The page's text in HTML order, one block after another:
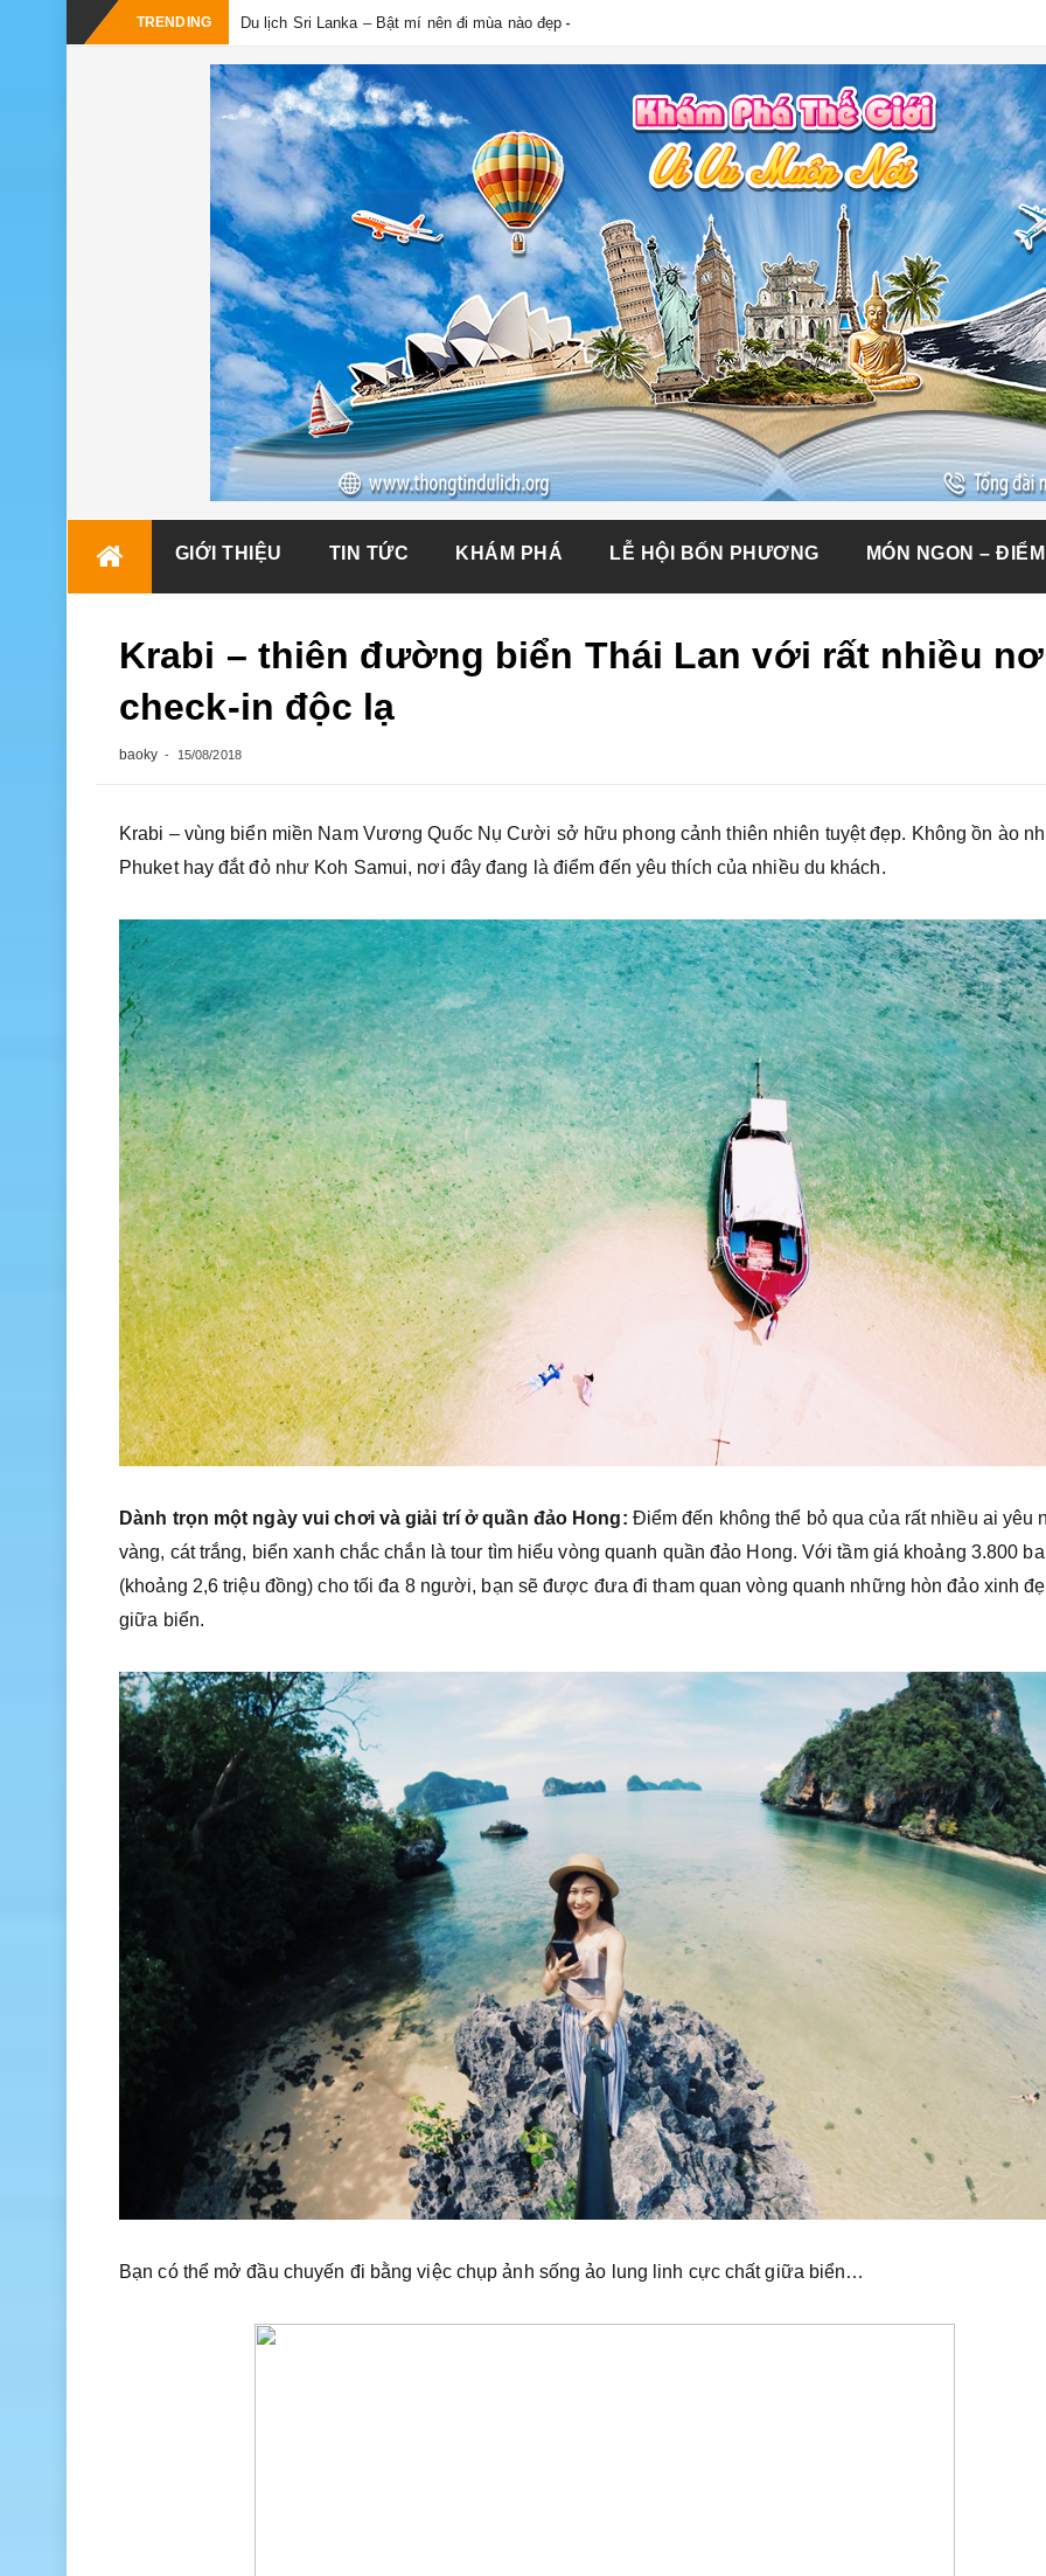
TRENDING Du lịch Sri Lanka – Bật mí nên đi mùa nào đẹp
GIỚI THIỆU TIN TỨC KHÁM PHÁ LỄ HỘI BỐN PHƯƠNG MÓN NGON –
Krabi – thiên đường biển Thái Lan với rất nhiều
check-in độc lạ
baoky 15/08/2018
Krabi – vùng biển miền Nam Vương Quốc Nụ Cười sở hữu phong cảnh thiên nhiên tuyệt đẹp. Không ồn ào
Phuket hay đắt đỏ như Koh Samui, nơi đây đang là điểm đến yêu thích của nhiều du khách.
Dành trọn một ngày vui chơi và giải trí ở quần đảo Hong: Điểm đến không thể bỏ qua của rất nhiều ai yêu
vàng, cát trắng, biển xanh chắc chắn là tour tìm hiểu vòng quanh quần đảo Hong. Với tầm giá khoảng 3.800
(khoảng 2,6 triệu đồng) cho tối đa 8 người, bạn sẽ được đưa đi tham quan vòng quanh những hòn đảo xinh
giữa biển.
Bạn có thể mở đầu chuyến đi bằng việc chụp ảnh sống ảo lung linh cực chất giữa biển…